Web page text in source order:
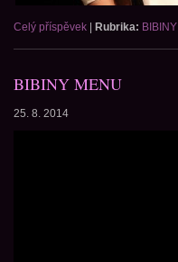
Celý příspěvek Rubrika: BIBINY
BIBINY MENU
25. 8. 2014